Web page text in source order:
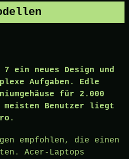
ein neues Design und
Aufgaben. Edle
für 2.000
Benutzer liegt
empfohlen, die einen
Acer-Laptops